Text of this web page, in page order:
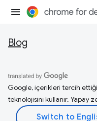
Blog
Google, içerikleri tercih
teknolojisini kullanır. Yapay